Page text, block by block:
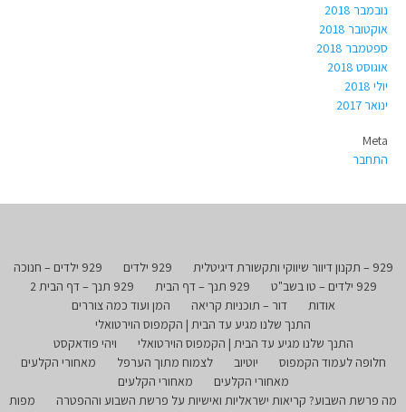
נובמבר 2018
אוקטובר 2018
ספטמבר 2018
אוגוסט 2018
יולי 2018
ינואר 2017
Meta
התחבר
929 – תקנון דיוור שיווקי ותקשורת דיגיטלית 929 ילדים
929 ילדים – חנוכה
929 ילדים – טו בשב"ט
929 תנך – דף הבית
929 תנך – דף הבית 2
אודות
דור – תוכניות קריאה
המן ועוד כמה צוררים
התנך שלנו מגיע עד הבית | הקמפוס הוירטואלי
התנך שלנו מגיע עד הבית | הקמפוס הוירטואלי
ויהי פודאקסט
חלופה לעמוד הקמפוס
יוטיוב לצמוח מתוך הערפל
מאחורי הקלעים
מאחורי הקלעים
מאחורי הקלעים
מה פרשת השבוע? קריאות ישראליות ואישיות על פרשת השבוע וההפטרה
מפות